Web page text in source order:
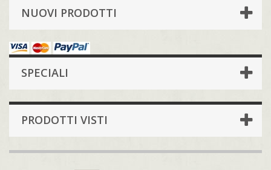
NUOVI PRODOTTI
SPECIALI
PRODOTTI VISTI